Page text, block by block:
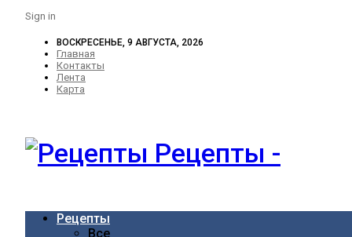
Sign in
ВОСКРЕСЕНЬЕ, 9 АВГУСТА, 2026
Главная
Контакты
Лента
Карта
Рецепты -
Рецепты
Все